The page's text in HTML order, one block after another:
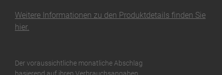
Weitere Informationen zu den Produktdetails finden Sie
hier.
Der voraussichtliche monatliche Abschlag